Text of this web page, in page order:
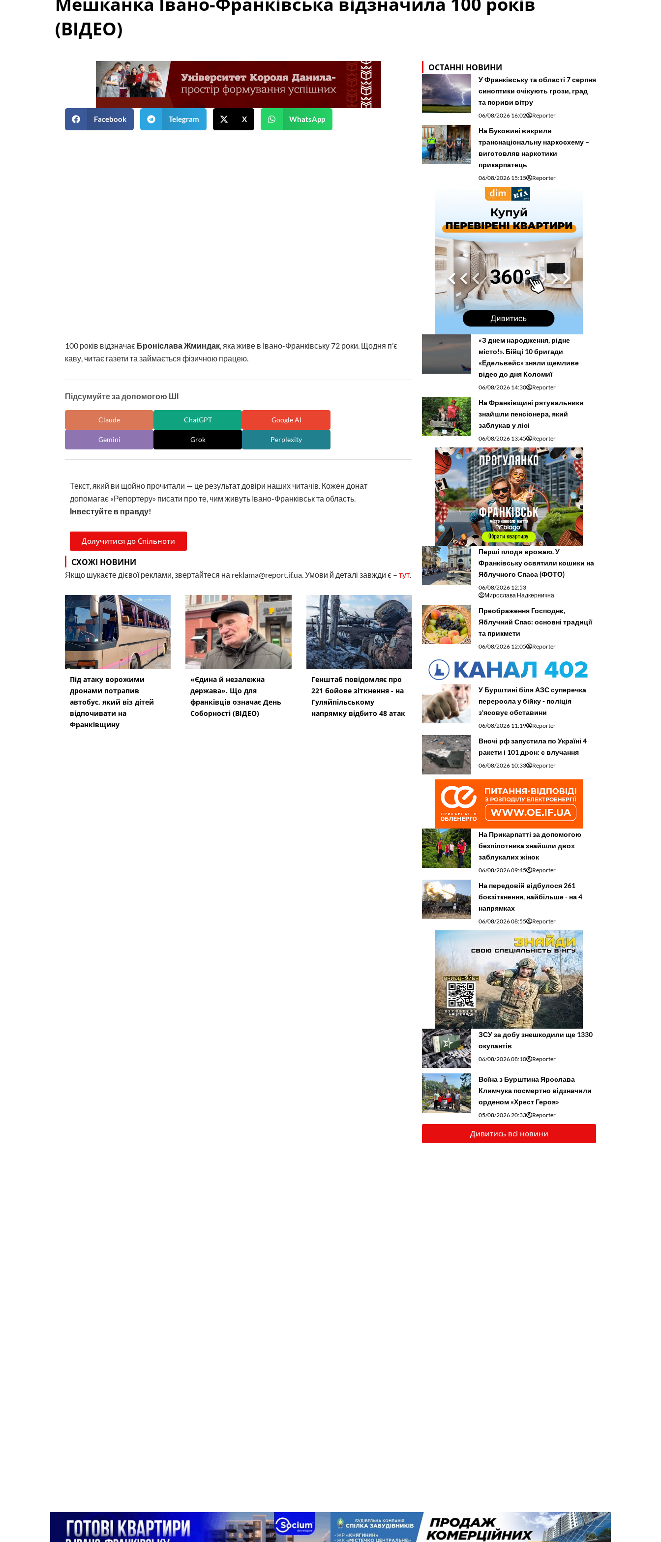
(ВІДЕО)
Facebook Telegram X WhatsApp
100 років відзначає Броніслава Жминдак , яка живе в Івано-Франківську 72 роки. Щодня п’є
каву, читає газети та займається фізичною працею.
Підсумуйте за допомогою ШІ
Claude ChatGPT Google AI
Gemini Grok Perplexity
Текст, який ви щойно прочитали — це результат довіри наших читачів. Кожен донат
допомагає «Репортеру» писати про те, чим живуть Івано-Франківськ та область.
Інвестуйте в правду!
Долучитися до Спільноти
СХОЖІ НОВИНИ
Якщо шукаєте дієвої реклами, звертайтеся на reklama@report.if.ua. Умови й деталі завжди є – тут
Під атаку ворожими
дронами потрапив
автобус, який віз дітей
відпочивати на
Франківщину
«Єдина й незалежна
держава». Що для
франківців означає День
Соборності (ВІДЕО)
Генштаб повідомляє про
221 бойове зіткнення - на
Гуляйпільському
напрямку відбито 48 атак
ОСТАННІ НОВИНИ
У Франківську та області 7 серпня
синоптики очікують грози, град
та пориви вітру
06/08/2026 16:02 Reporter
На Буковині викрили
транснаціональну наркосхему –
виготовляв наркотики
прикарпатець
06/08/2026 15:15 Reporter
«З днем народження, рідне
місто!». Бійці 10 бригади
«Едельвейс» зняли щемливе
відео до дня Коломиї
06/08/2026 14:30 Reporter
На Франківщині рятувальники
знайшли пенсіонера, який
заблукав у лісі
06/08/2026 13:45 Reporter
Перші плоди врожаю. У
Франківську освятили кошики на
Яблучного Спаса (ФОТО)
06/08/2026 12:53
Мирослава Надкернична
Преображення Господнє,
Яблучний Спас: основні традиції
та прикмети
06/08/2026 12:05 Reporter
У Бурштині біля АЗС суперечка
переросла у бійку - поліція
з'ясовує обставини
06/08/2026 11:19 Reporter
Вночі рф запустила по Україні 4
ракети і 101 дрон: є влучання
06/08/2026 10:33 Reporter
На Прикарпатті за допомогою
безпілотника знайшли двох
заблукалих жінок
06/08/2026 09:45 Reporter
На передовій відбулося 261
боєзіткнення, найбільше - на 4
напрямках
06/08/2026 08:55 Reporter
ЗСУ за добу знешкодили ще 1330
окупантів
06/08/2026 08:10 Reporter
Воїна з Бурштина Ярослава
Климчука посмертно відзначили
орденом «Хрест Героя»
05/08/2026 20:33 Reporter
Дивитись всі новини